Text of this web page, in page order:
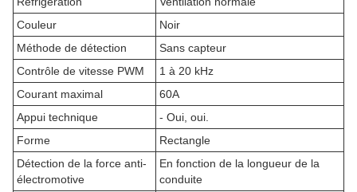
Couleur
Noir
Méthode de détection
Sans capteur
Contrôle de vitesse PWM
1 à 20 kHz
Courant maximal
60A
Appui technique
- Oui, oui.
Forme
Rectangle
Détection de la force anti-
électromotive
En fonction de la longueur de la
conduite